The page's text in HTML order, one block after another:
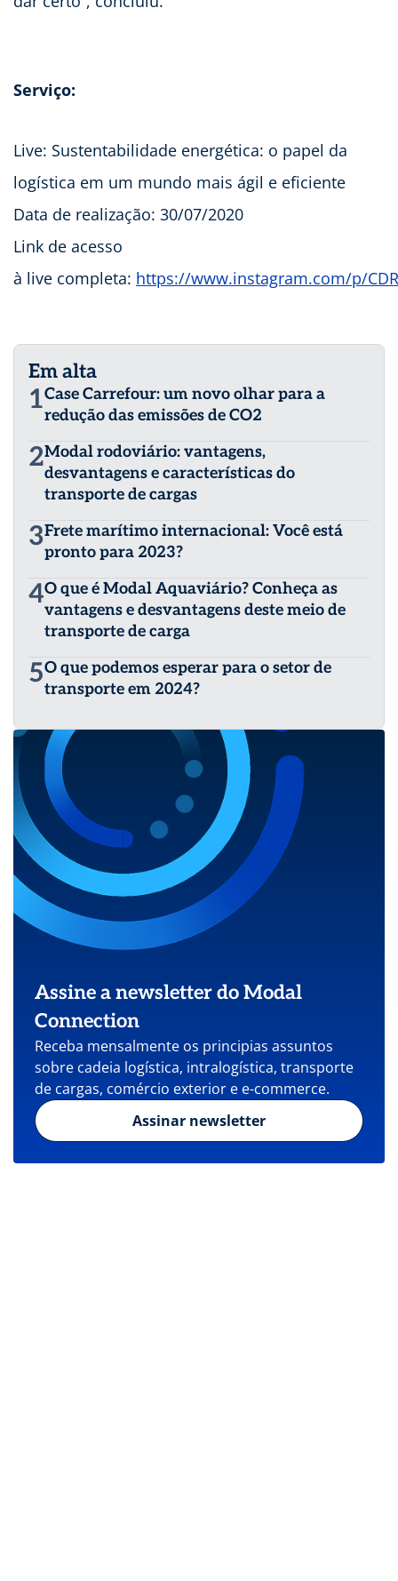
Serviço:
Live: Sustentabilidade energética: o papel da
logística em um mundo mais ágil e eficiente
Data de realização: 30/07/2020
Link de acesso
à live completa: https://www.instagram.com/p/
Em alta
1Case Carrefour: um novo olhar para a
redução das emissões de CO2
2Modal rodoviário: vantagens,
desvantagens e características do
transporte de cargas
3Frete marítimo internacional: Você está
pronto para 2023?
4O que é Modal Aquaviário? Conheça as
vantagens e desvantagens deste meio de
transporte de carga
5O que podemos esperar para o setor de
transporte em 2024?
Assine a newsletter do Modal
Connection
Receba mensalmente os principias assuntos
sobre cadeia logística, intralogística, transporte
de cargas, comércio exterior e e-commerce.
Assinar newsletter